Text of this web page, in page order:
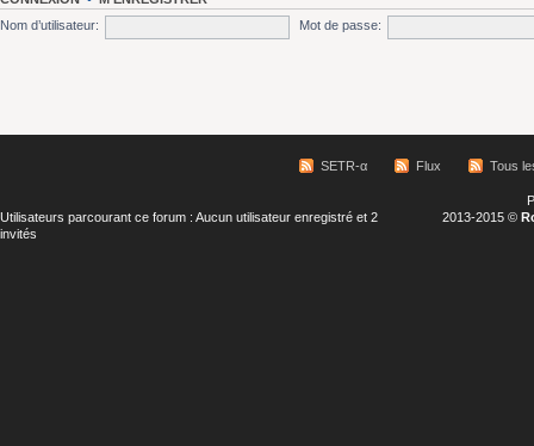
Nom d’utilisateur:
Mot de passe:
SETR-α Flux Tous
Utilisateurs parcourant ce forum : Aucun utilisateur enregistré et 2
invités
2013-2015 ©